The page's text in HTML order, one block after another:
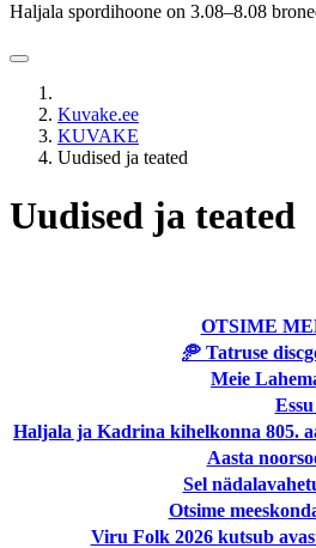
Haljala spordihoone on 3.08–8.08
Kuvake.ee
KUVAKE
Uudised ja teated
Uudised ja teated
OTSIME
🥏 Tatruse
Meie
Haljala ja Kadrina kihelkonna 805.
Aasta
Sel
Otsime
Viru Folk 2026 kutsub